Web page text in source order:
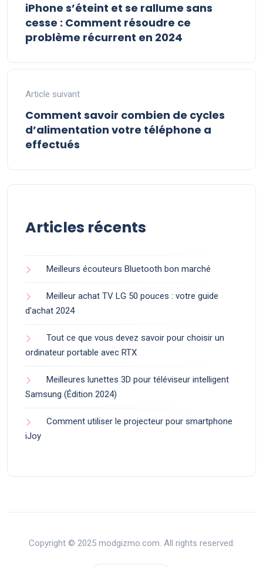
iPhone s’éteint et se rallume sans
cesse : Comment résoudre ce
problème récurrent en 2024
Article suivant
Comment savoir combien de cycles
d’alimentation votre téléphone a
effectués
Articles récents
Meilleurs écouteurs Bluetooth bon marché
Meilleur achat TV LG 50 pouces : votre guide
d’achat 2024
Tout ce que vous devez savoir pour choisir un
ordinateur portable avec RTX
Meilleures lunettes 3D pour téléviseur intelligent
Samsung (Édition 2024)
Comment utiliser le projecteur pour smartphone
iJoy
Copyright © 2025 modgizmo.com. All rights reserved.